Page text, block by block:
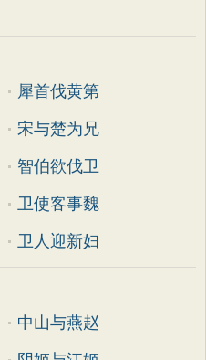
犀首伐黄第
宋与楚为兄
智伯欲伐卫
卫使客事魏
卫人迎新妇
中山与燕赵